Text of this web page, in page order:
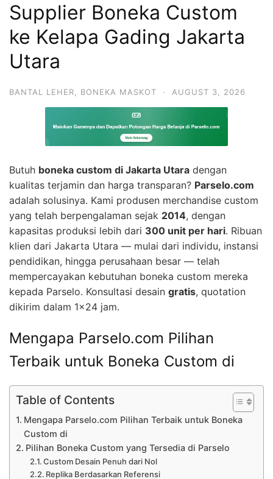
Supplier Boneka Custom
ke Kelapa Gading Jakarta
Utara
BANTAL LEHER BONEKA MASKOT · AUGUST 3, 2026
Butuh boneka custom di Jakarta Utara dengan
kualitas terjamin dan harga transparan? Parselo.com
adalah solusinya. Kami produsen merchandise custom
yang telah berpengalaman sejak 2014, dengan
kapasitas produksi lebih dari 300 unit per hari. Ribuan
klien dari Jakarta Utara — mulai dari individu, instansi
pendidikan, hingga perusahaan besar — telah
mempercayakan kebutuhan boneka custom mereka
kepada Parselo. Konsultasi desain gratis, quotation
dikirim dalam 1×24 jam.
Mengapa Parselo.com Pilihan
Terbaik untuk Boneka Custom di
Table of Contents
Mengapa Parselo.com Pilihan Terbaik untuk Boneka
Custom di
Pilihan Boneka Custom yang Tersedia di Parselo
Custom Desain Penuh dari Nol
Replika Berdasarkan Referensi